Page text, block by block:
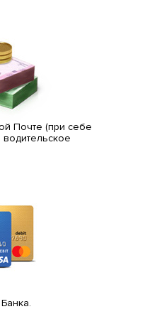
Почте (при себе